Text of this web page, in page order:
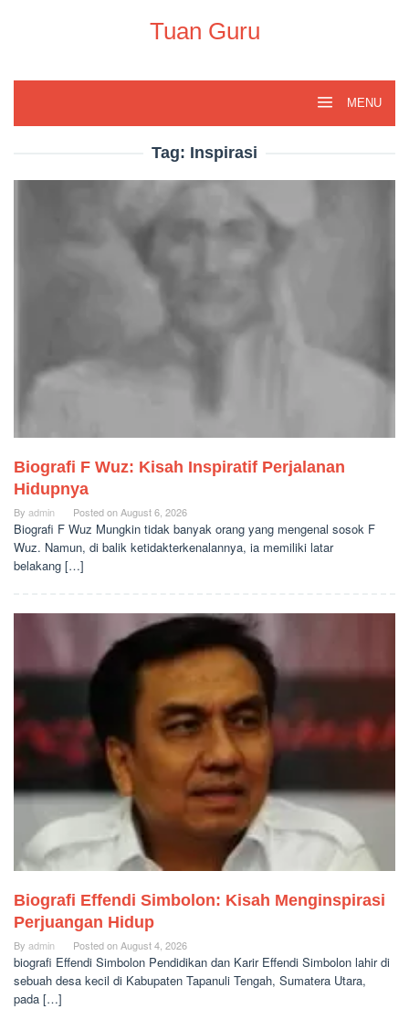
Tuan Guru
MENU
Tag: Inspirasi
Biografi F Wuz: Kisah Inspiratif Perjalanan
Hidupnya
By admin Posted onAugust 6, 2026
Biografi F Wuz Mungkin tidak banyak orang yang mengenal sosok F
Wuz. Namun, di balik ketidakterkenalannya, ia memiliki latar
belakang […]
Biografi Effendi Simbolon: Kisah Menginspirasi
Perjuangan Hidup
By admin Posted onAugust 4, 2026
biografi Effendi Simbolon Pendidikan dan Karir Effendi Simbolon lahir di
sebuah desa kecil di Kabupaten Tapanuli Tengah, Sumatera Utara,
pada […]